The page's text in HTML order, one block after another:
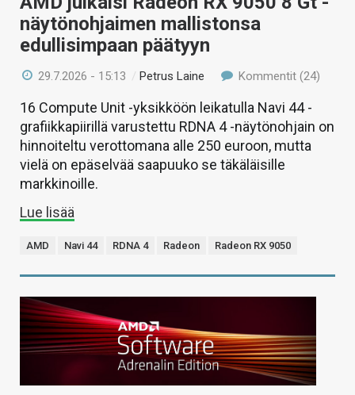
näytönohjaimen mallistonsa
edullisimpaan päätyyn
29.7.2026 - 15:13 /Petrus Laine Kommentit (24)
16 Compute Unit -yksikköön leikatulla Navi 44 -
grafiikkapiirillä varustettu RDNA 4 -näytönohjain on
hinnoiteltu verottomana alle 250 euroon, mutta
vielä on epäselvää saapuuko se täkäläisille
markkinoille.
Lue lisää
AMD Navi 44 RDNA 4 Radeon Radeon RX 9050